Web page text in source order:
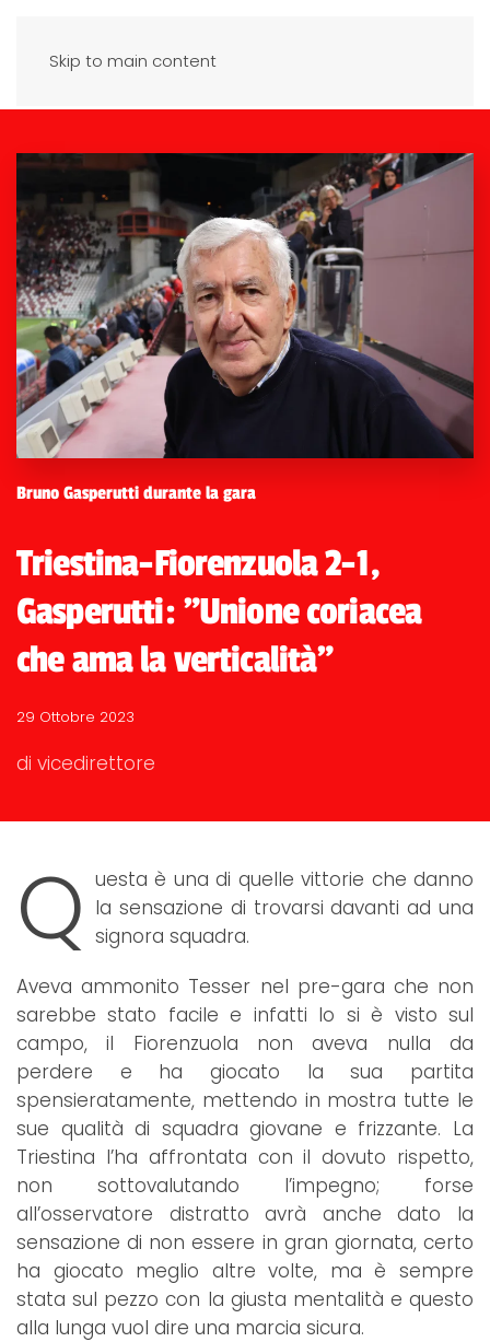
Skip to main content
Bruno Gasperutti durante la gara
Triestina-Fiorenzuola 2-1,
Gasperutti: "Unione coriacea
che ama la verticalità"
29 Ottobre 2023
di vicedirettore
Q uesta è una di quelle vittorie che danno
la sensazione di trovarsi davanti ad una
signora squadra.
Aveva ammonito Tesser nel pre-gara che non
sarebbe stato facile e infatti lo si è visto sul
campo, il Fiorenzuola non aveva nulla da
perdere e ha giocato la sua partita
spensieratamente, mettendo in mostra tutte le
sue qualità di squadra giovane e frizzante. La
Triestina l’ha affrontata con il dovuto rispetto,
non sottovalutando l’impegno; forse
all’osservatore distratto avrà anche dato la
sensazione di non essere in gran giornata, certo
ha giocato meglio altre volte, ma è sempre
stata sul pezzo con la giusta mentalità e questo
alla lunga vuol dire una marcia sicura.